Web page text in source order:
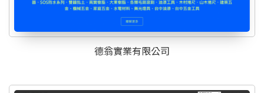
德翁實業有限公司